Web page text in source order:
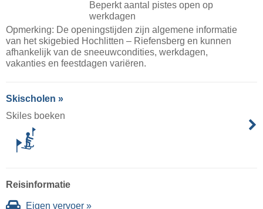
Beperkt aantal pistes open op
werkdagen
Opmerking: De openingstijden zijn algemene informatie
van het skigebied Hochlitten – Riefensberg en kunnen
afhankelijk van de sneeuwcondities, werkdagen,
vakanties en feestdagen variëren.
Skischolen »
Skiles boeken
Reisinformatie
Eigen vervoer »